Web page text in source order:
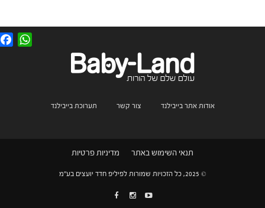
אודות אתר בייבילנד צור קשר תערוכת בייבילנד
תנאי השימוש באתר מדיניות פרטיות
© 2025, כל הזכויות שמורות לפיליפ חדד יועצים בע"מ
F
a
W
h